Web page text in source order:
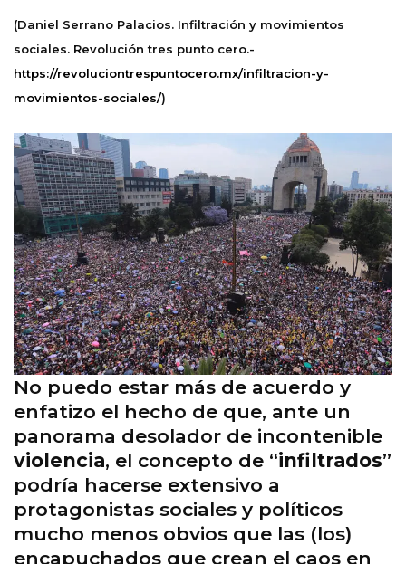
(Daniel Serrano Palacios. Infiltración y movimientos
sociales. Revolución tres punto cero.-
https://revoluciontrespuntocero.mx/infiltracion-y-
movimientos-sociales/)
No puedo estar más de acuerdo y
enfatizo el hecho de que, ante un
panorama desolador de incontenible
violencia, el concepto de “infiltrados”
podría hacerse extensivo a
protagonistas sociales y políticos
mucho menos obvios que las (los)
encapuchados que crean el caos en